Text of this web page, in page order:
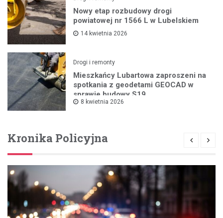
Nowy etap rozbudowy drogi
powiatowej nr 1566 L w Lubelskiem
14 kwietnia 2026
Drogi i remonty
Mieszkańcy Lubartowa zaproszeni na
spotkania z geodetami GEOCAD w
sprawie budowy S19
8 kwietnia 2026
Kronika Policyjna